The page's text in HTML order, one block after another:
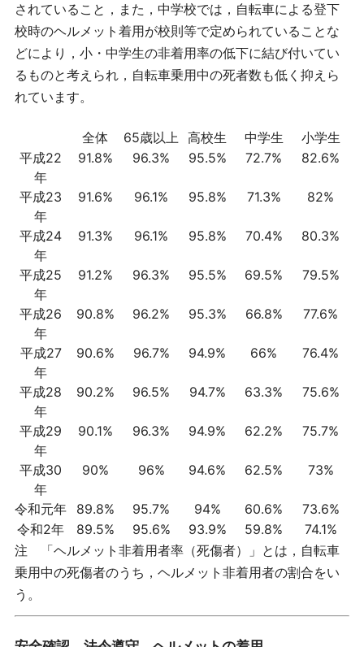
されていること，また，中学校では，自転車による登下
校時のヘルメット着用が校則等で定められていることな
どにより，小・中学生の非着用率の低下に結び付いてい
るものと考えられ，自転車乗用中の死者数も低く抑えら
れています。
全体 65歳以上 高校生 中学生
小学生
平成22
年
91.8% 96.3% 95.5% 72.7% 82.6%
平成23
年
91.6% 96.1% 95.8% 71.3% 82%
平成24
年
91.3% 96.1% 95.8% 70.4% 80.3%
平成25
年
91.2% 96.3% 95.5% 69.5% 79.5%
平成26
年
90.8% 96.2% 95.3% 66.8% 77.6%
平成27
年
90.6% 96.7% 94.9% 66% 76.4%
平成28
年
90.2% 96.5% 94.7% 63.3% 75.6%
平成29
年
90.1% 96.3% 94.9% 62.2% 75.7%
平成30
年
90% 96% 94.6% 62.5% 73%
令和元年 89.8% 95.7% 94% 60.6%
73.6%
令和2年
89.5% 95.6% 93.9% 59.8%
74.1%
注 「ヘルメット非着用者率（死傷者）」とは，自転車
乗用中の死傷者のうち，ヘルメット非着用者の割合をい
う。